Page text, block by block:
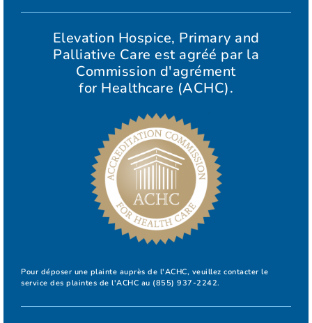
Elevation Hospice, Primary and
Palliative Care est agréé par la
Commission d'agrément
for Healthcare (ACHC).
Pour déposer une plainte auprès de l'ACHC, veuillez contacter le
service des plaintes de l'ACHC au (855) 937-2242.